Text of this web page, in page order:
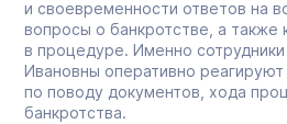
и своевременности ответов на
вопросы о банкротстве, а также
в процедуре. Именно сотрудники
Ивановны оперативно
по поводу документов, хода
банкротства.